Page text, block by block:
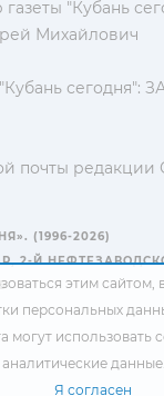
"Кубань
Михайлович
сегодня":
почты
(1996-2026)
2-Й
этим сайтом,
персональных
могут использовать
аналитические данные.
Я согласен